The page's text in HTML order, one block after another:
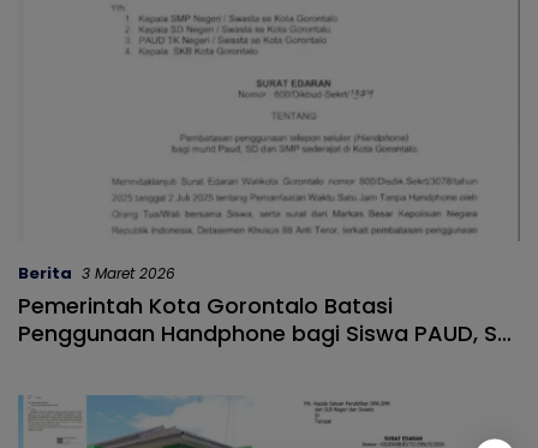
Berita 3 Maret 2026
Pemerintah Kota Gorontalo Batasi
Penggunaan Handphone bagi Siswa PAUD, SD,